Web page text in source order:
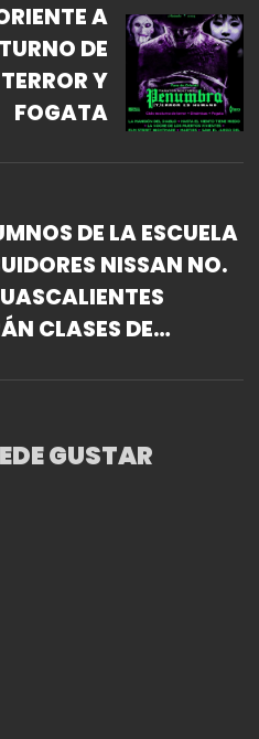
A
DE
Y
FOGATA
DE LA ESCUELA
NISSAN NO.
CLASES DE
GUSTAR